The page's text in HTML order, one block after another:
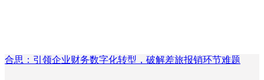
合思：引领企业财务数字化转型，破解差旅报销环节难题